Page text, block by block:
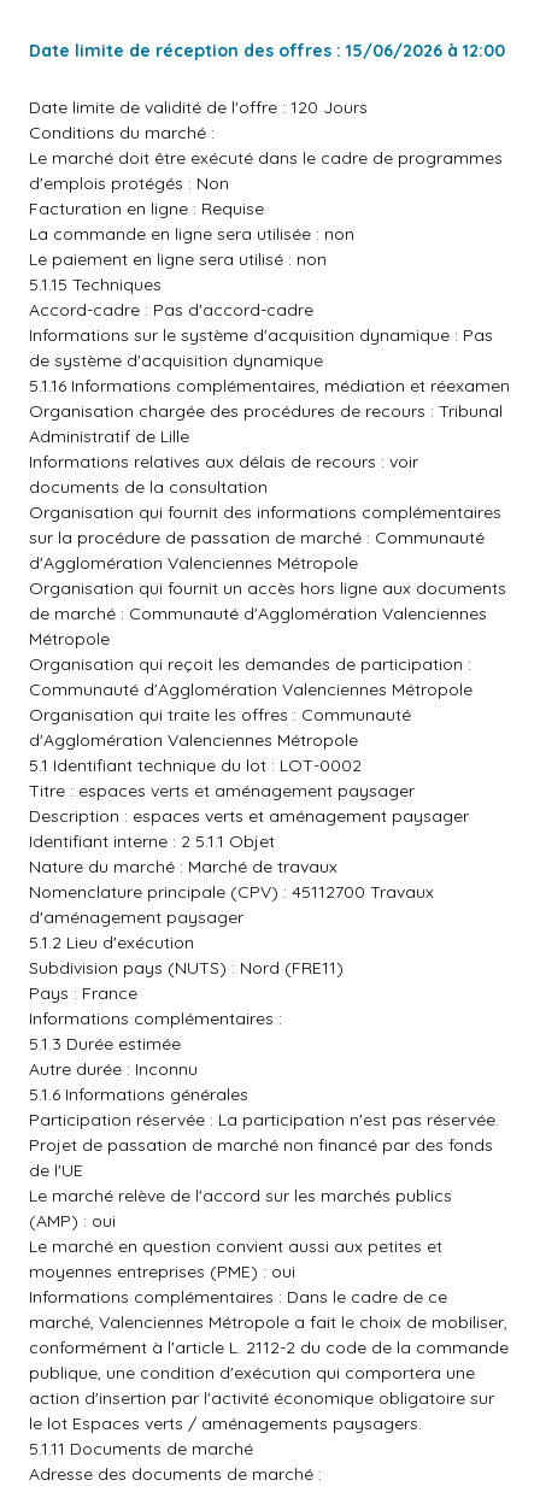
Date limite de réception des offres : 15/06/2026 à 12:00
Date limite de validité de l'offre : 120 Jours
Conditions du marché :
Le marché doit être exécuté dans le cadre de programmes
d'emplois protégés : Non
Facturation en ligne : Requise
La commande en ligne sera utilisée : non
Le paiement en ligne sera utilisé : non
5.1.15 Techniques
Accord-cadre : Pas d'accord-cadre
Informations sur le système d'acquisition dynamique : Pas
de système d'acquisition dynamique
5.1.16 Informations complémentaires, médiation et réexamen
Organisation chargée des procédures de recours : Tribunal
Administratif de Lille
Informations relatives aux délais de recours : voir
documents de la consultation
Organisation qui fournit des informations complémentaires
sur la procédure de passation de marché : Communauté
d'Agglomération Valenciennes Métropole
Organisation qui fournit un accès hors ligne aux documents
de marché : Communauté d'Agglomération Valenciennes
Métropole
Organisation qui reçoit les demandes de participation :
Communauté d'Agglomération Valenciennes Métropole
Organisation qui traite les offres : Communauté
d'Agglomération Valenciennes Métropole
5.1 Identifiant technique du lot : LOT-0002
Titre : espaces verts et aménagement paysager
Description : espaces verts et aménagement paysager
Identifiant interne : 2 5.1.1 Objet
Nature du marché : Marché de travaux
Nomenclature principale (CPV) : 45112700 Travaux
d'aménagement paysager
5.1.2 Lieu d'exécution
Subdivision pays (NUTS) : Nord (FRE11)
Pays : France
Informations complémentaires :
5.1.3 Durée estimée
Autre durée : Inconnu
5.1.6 Informations générales
Participation réservée : La participation n'est pas réservée.
Projet de passation de marché non financé par des fonds
de l'UE
Le marché relève de l'accord sur les marchés publics
(AMP) : oui
Le marché en question convient aussi aux petites et
moyennes entreprises (PME) : oui
Informations complémentaires : Dans le cadre de ce
marché, Valenciennes Métropole a fait le choix de mobiliser,
conformément à l'article L. 2112-2 du code de la commande
publique, une condition d'exécution qui comportera une
action d'insertion par l'activité économique obligatoire sur
le lot Espaces verts / aménagements paysagers.
5.1.11 Documents de marché
Adresse des documents de marché :